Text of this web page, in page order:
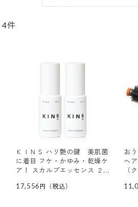
4件
ＫＩＮＳ ハリ艶の鍵 美肌菌
に着目 フケ・かゆみ・乾燥ケ
ア！ スカルプエッセンス ２
17,556
お
ヘ
（